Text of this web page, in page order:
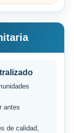
antes
de calidad,